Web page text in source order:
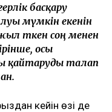
басқару
мүмкін екенін
өткен соң менен
осы
қайтаруды талап
кейін өзі де